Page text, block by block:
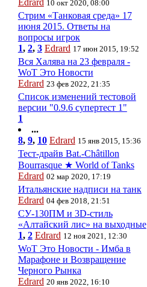
Edrard 10 окт 2020, 08:00
Стрим «Танковая среда» 17
июня 2015. Ответы на
вопросы игрок
1, 2, 3 Edrard 17 июн 2015, 19:52
Вся Халява на 23 февраля -
WoT Это Новости
Edrard 23 фев 2022, 21:35
Список изменений тестовой
версии "0.9.6 супертест 1"
1
...
8, 9, 10 Edrard 15 янв 2015, 15:36
Тест-драйв Bat.-Châtillon
Bourrasque ★ World of Tanks
Edrard 02 мар 2020, 17:19
Итальянские надписи на танк
Edrard 04 фев 2018, 21:51
СУ-130ПМ и 3D-стиль
«Алтайский лис» на выходные
1, 2 Edrard 12 ноя 2021, 12:30
WoT Это Новости - Имба в
Марафоне и Возвращение
Черного Рынка
Edrard 20 янв 2022, 16:10